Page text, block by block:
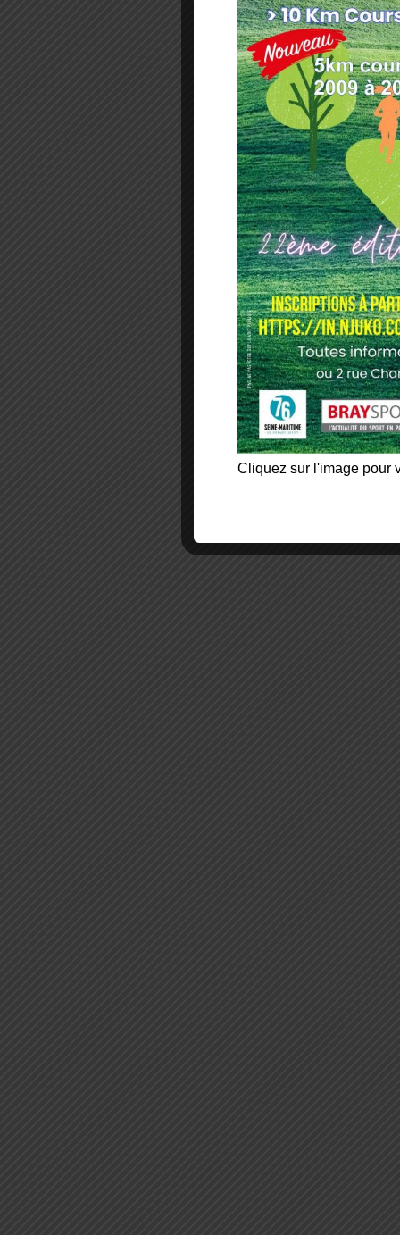
Cliquez sur l'image pour